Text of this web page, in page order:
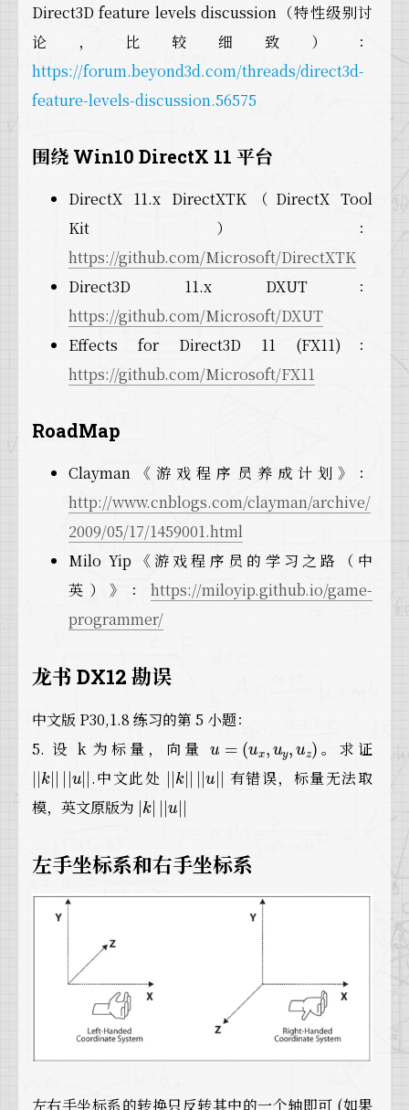
Direct3D feature levels discussion（特性级别讨
论，比较细致）：
https://forum.beyond3d.com/threads/direct3d-
feature-levels-discussion.56575
围绕 Win10 DirectX 11 平台
DirectX 11.x DirectXTK（DirectX Tool
Kit）：
https://github.com/Microsoft/DirectXTK
Direct3D 11.x DXUT：
https://github.com/Microsoft/DXUT
Effects for Direct3D 11 (FX11)：
https://github.com/Microsoft/FX11
RoadMap
Clayman《游戏程序员养成计划》：
http://www.cnblogs.com/clayman/archive/
2009/05/17/1459001.html
Milo Yip《游戏程序员的学习之路（中
英）》： https://miloyip.github.io/game-
programmer/
龙书 DX12 勘误
中文版 P30,1.8 练习的第 5 小题：
5. 设 k 为标量，向量
u
。求证
|| || |u ||
.中文此处
|| || ||u ||
有错误，标量无法取
模，英文原版为
| | ||u ||
左手坐标系和右手坐标系
左右手坐标系的转换只反转其中的一个轴即可 (如果